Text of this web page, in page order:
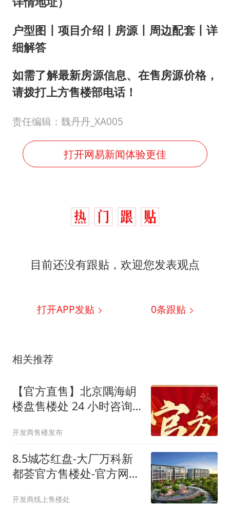
户型图丨项目介绍丨房源丨周边配套丨详
细解答
如需了解最新房源信息、在售房源价格，
请拨打上方售楼部电话！
责任编辑：魏丹丹_XA005
打开网易新闻体验更佳
目前还没有跟贴，欢迎您发表观点
打开APP发贴 0条跟贴
相关推荐
【官方直售】北京隅海岄
楼盘售楼处 24 小时咨询
最新房价 实景户型图 全
维度配套 楼盘详情实时更
新
开发商售楼发布
8.5城芯红盘-大厂万科新
都荟官方售楼处-官方网
开发商线上售楼处